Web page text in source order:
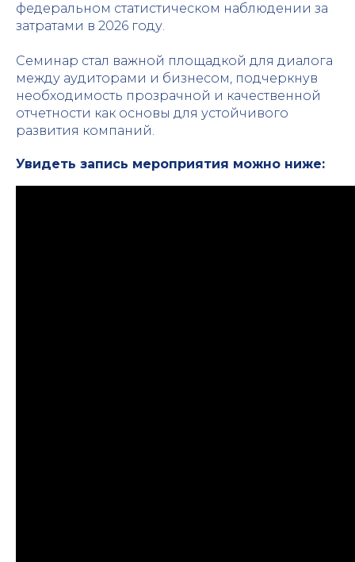
федеральном статистическом наблюдении за
затратами в 2026 году.
Семинар стал важной площадкой для диалога
между аудиторами и бизнесом , подчеркнув
необходимость прозрачной и качественной
отчетности как основы для устойчивого
развития компаний.
Увидеть запись мероприятия можно ниже: